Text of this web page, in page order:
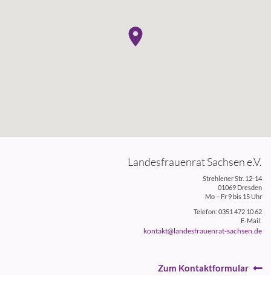
Landesfrauenrat Sachsen e.V.
Strehlener Str. 12-14
01069 Dresden
Mo – Fr 9 bis 15 Uhr
Telefon: 0351 472 10 62
E-Mail:
kontakt@landesfrauenrat-sachsen.de
Zum Kontaktformular